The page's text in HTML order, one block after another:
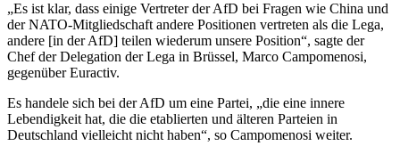
„Es ist klar, dass einige Vertreter der AfD bei Fragen wie China und
der NATO-Mitgliedschaft andere Positionen vertreten als die Lega,
andere [in der AfD] teilen wiederum unsere Position“, sagte der
Chef der Delegation der Lega in Brüssel, Marco Campomenosi,
gegenüber Euractiv.
Es handele sich bei der AfD um eine Partei, „die eine innere
Lebendigkeit hat, die die etablierten und älteren Parteien in
Deutschland vielleicht nicht haben“, so Campomenosi weiter.